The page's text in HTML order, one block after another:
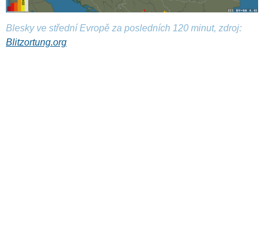
Blesky ve střední Evropě za posledních 120 minut, zdroj:
Blitzortung.org